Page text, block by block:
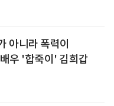
아니라 폭력이
우 '합죽이' 김희갑